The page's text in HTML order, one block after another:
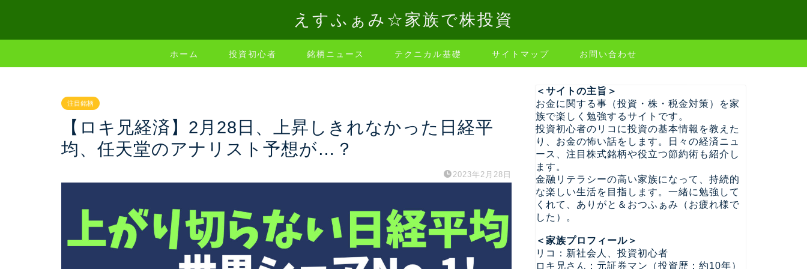
えすふぁみ☆家族で株投資
ホーム 投資初心者 銘柄ニュース テクニカル基礎 サイトマップ お問い合わせ
注目銘柄
【ロキ兄経済】2月28日、上昇しきれなかった日経平
均、任天堂のアナリスト予想が…？
2023年2月28日
＜サイトの主旨＞
お金に関する事（投資・株・税金対策）を家
族で楽しく勉強するサイトです。
投資初心者のリコに投資の基本情報を教えた
り、お金の怖い話をします。日々の経済ニュ
ース、注目株式銘柄や役立つ節約術も紹介し
ます。
金融リテラシーの高い家族になって、持続的
な楽しい生活を目指します。一緒に勉強して
くれて、ありがと＆おつふぁみ（お疲れ様で
した）。
＜家族プロフィール＞
リコ：新社会人、投資初心者
ロキ兄さん：元証券マン（投資歴：約10年）